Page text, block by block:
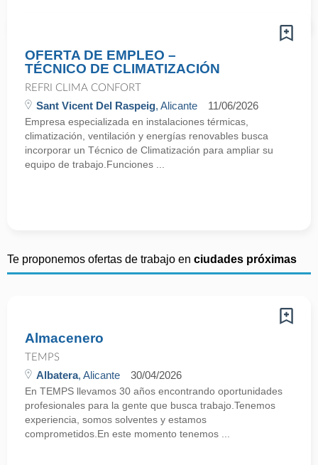
OFERTA DE EMPLEO –
TÉCNICO DE CLIMATIZACIÓN
REFRI CLIMA CONFORT
Sant Vicent Del Raspeig, Alicante 11/06/2026
Empresa especializada en instalaciones térmicas,
climatización, ventilación y energías renovables busca
incorporar un Técnico de Climatización para ampliar su
equipo de trabajo.Funciones ...
Te proponemos ofertas de trabajo en ciudades próximas
Almacenero
TEMPS
Albatera, Alicante 30/04/2026
En TEMPS llevamos 30 años encontrando oportunidades
profesionales para la gente que busca trabajo.Tenemos
experiencia, somos solventes y estamos
comprometidos.En este momento tenemos ...